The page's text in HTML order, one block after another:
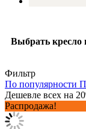
Выбрать кресло
Фильтр
По популярности
Дешевле всех на
Распродажа!